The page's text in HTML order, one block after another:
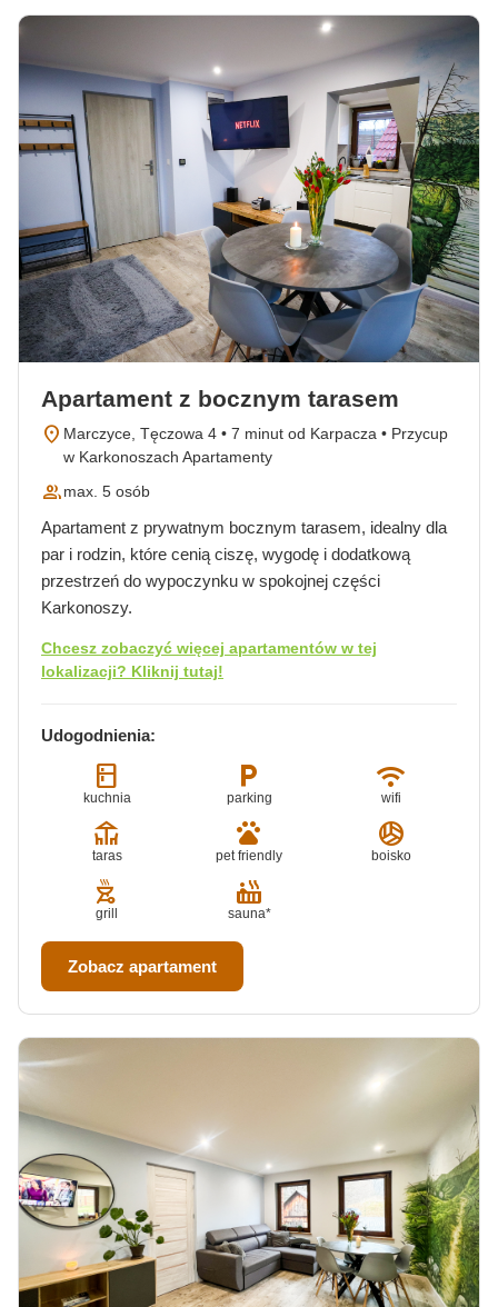
Apartament z bocznym tarasem
location_on Marczyce, Tęczowa 4 • 7 minut od Karpacza • Przycup
w Karkonoszach Apartamenty
groupmax. 5 osób
Apartament z prywatnym bocznym tarasem, idealny dla
par i rodzin, które cenią ciszę, wygodę i dodatkową
przestrzeń do wypoczynku w spokojnej części
Karkonoszy.
Chcesz zobaczyć więcej apartamentów w tej
lokalizacji? Kliknij tutaj!
Udogodnienia:
kitchen
kuchnia
local_parking
parking
wifi
wifi
deck
taras
pets
pet friendly
sports_volleyball
boisko
outdoor_grill
grill
hot_tub
sauna*
Zobacz apartament